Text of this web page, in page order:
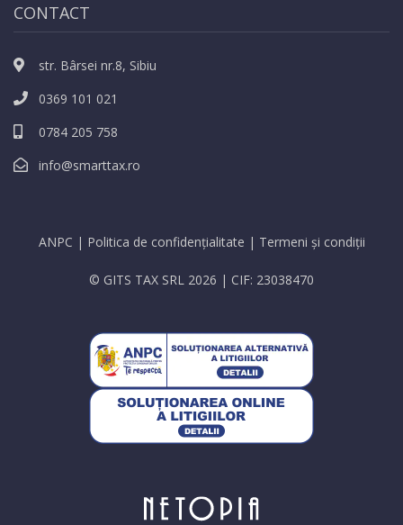
CONTACT
str. Bârsei nr.8, Sibiu
0369 101 021
0784 205 758
info@smarttax.ro
ANPC | Politica de confidențialitate | Termeni și condiții
© GITS TAX SRL 2026 | CIF: 23038470